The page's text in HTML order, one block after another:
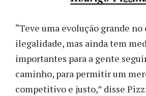
“Teve uma evolução grande no
ilegalidade, mas ainda tem
importantes para a gente
caminho, para permitir um
competitivo e justo,” disse